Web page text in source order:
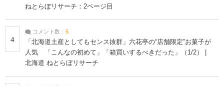
ねとらぼリサーチ：2ページ目
4
コメント数： 5
「北海道土産としてもセンス抜群」六花亭の“店舗限定”お菓子が
人気 「こんなの初めて」「箱買いするべきだった」（1/2） |
北海道 ねとらぼリサーチ